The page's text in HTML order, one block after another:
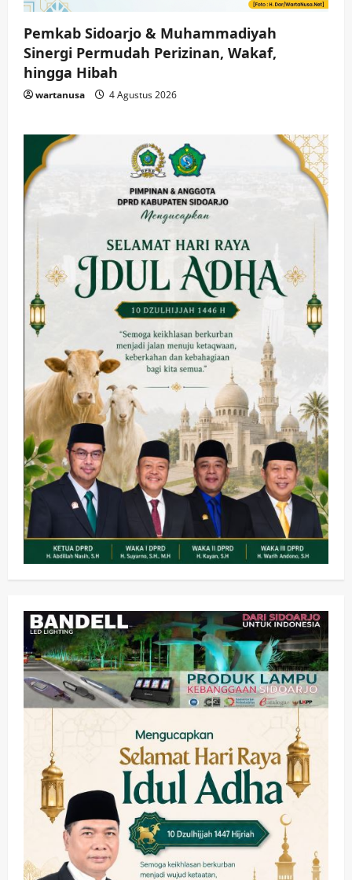
Pemkab Sidoarjo & Muhammadiyah
Sinergi Permudah Perizinan, Wakaf,
hingga Hibah
wartanusa 4 Agustus 2026
2
Olahraga
Adu Taktik di Atas Rumput Sintetis:
PWI dan Sapma PP Sidoarjo
Memanaskan Mesin Menuju Piala
Soccer
wartanusa 5 Agustus 2026
3
Ekonomi Hiburan Pemerintahan
HOT NEWS: Ribuan Warga Wage
Tumplek Blek di Bazar Rakyat Jalan
Jambu, Borong Kuliner UMKM Sambil
Nonton Jaranan!
4
Pemkab Sidoarjo & Muhammadiyah
Sinergi Permudah Perizinan, Wakaf,
hingga Hibah
wartanusa 4 Agustus 2026
Keagamaan Pemerintahan
Hadir di Pengajian Qurrota A’yun,
Wabup Sidoarjo Minta Doa Jamaah
Agar Tetap Amanah Memimpin
wartanusa 4 Agustus 2026
1
Kesehatan
Pembangunan
Pemerintahan
PANAS! Kalah Tender Proyek RSUD
Sibar Rp 9,9 M, Beranikah CV Tiga
Anugerah Utama Pertaruhkan
Jaminan Rp 100 Juta?